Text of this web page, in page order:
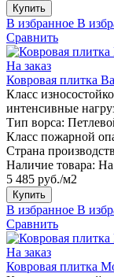
Купить
В избранное В
Сравнить
На заказ
Ковровая плитка
Класс
интенсивные
Тип ворса:
Класс пожарной
Страна
Наличие товара: На
5 485 руб./м2
Купить
В избранное В
Сравнить
На заказ
Ковровая плитка